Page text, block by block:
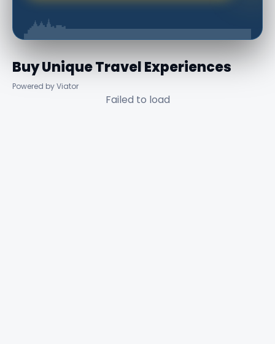
Buy Unique Travel Experiences
Powered by Viator
Failed to load